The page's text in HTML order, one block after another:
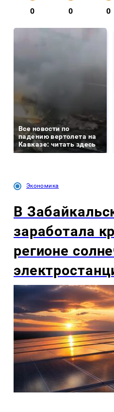
0 0 0
Все новости по
падению вертолета на
Кавказе: читать здесь
Экономика
В
заработала
регионе